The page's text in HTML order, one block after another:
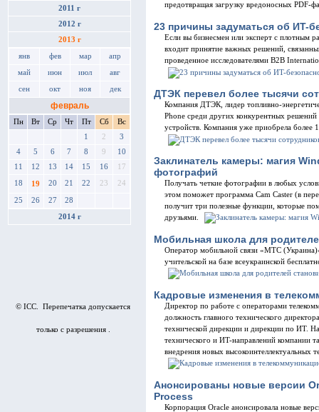
2011 г
2012 г
2013 г
янв фев мар апр
май июн июл авг
сен окт ноя дек
февраль
Пн Вт Ср Чт Пт Сб
Вс
1
2
3
4
5 6 7 8 9
10
11
12 13 14 15 16 17
18 19 20 21 22 23 24
25 26 27 28
2014 г
© ICC. Перепечатка допускается
только с разрешения .
предотвращая загрузку вредоносных PDF-
23 причины задуматься об ИT-
Если вы бизнесмен или эксперт с плотным
входит принятие важных решений,
проведенное исследователями B2B
ДТЭК перевел более тысячи
Компания ДТЭК, лидер топливно-
Phone среди других конкурентных решений
устройств. Компания уже приобрела более
Заклинатель камеры: магия
фотографий
Получать четкие фотографии в любых
этом поможет программа Cam Caster (в
получит три полезные функции, которые
друзьями.
Мобильная школа для
Оператор мобильной связи «МТС
учительской на базе всеукраинской
Кадровые изменения в
Директор по работе с операторами
должность главного технического
технической дирекции и дирекции по ИT.
технического и ИT-направлений компании
внедрения новых высокоинтеллектуальных
Анонсированы новые версии
Process
Корпорация Oracle анонсировала новые